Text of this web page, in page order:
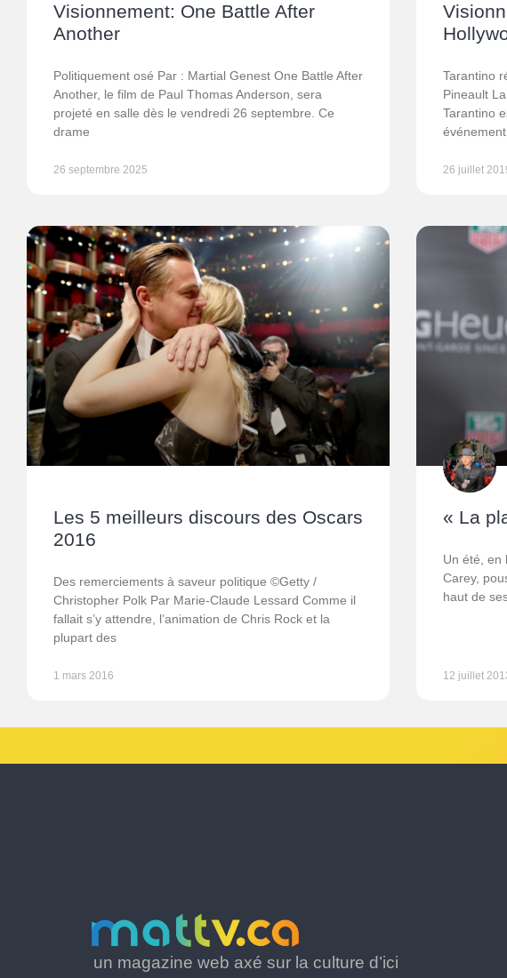
Visionnement: One Battle After
Another
Politiquement osé Par : Martial Genest One Battle After
Another, le film de Paul Thomas Anderson, sera
projeté en salle dès le vendredi 26 septembre. Ce
drame
26 septembre 2025
Tarantino
Pineault
Tarantino
26 juillet
Les 5 meilleurs discours des Oscars
2016
Des remerciements à saveur politique ©Getty /
Christopher Polk Par Marie-Claude Lessard Comme il
fallait s’y attendre, l’animation de Chris Rock et la
plupart des
1 mars 2016
« La
Un été,
Carey,
haut de
12 juillet
un magazine web axé sur la culture d’ici